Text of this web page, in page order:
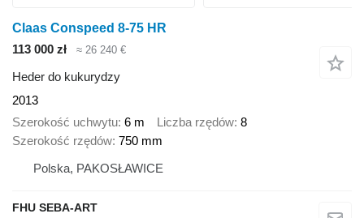
Claas Conspeed 8-75 HR
113 000 zł
≈ 26 240 €
Heder do kukurydzy
2013
Szerokość uchwytu 6 m Liczba rzędów 8
Szerokość rzędów 750 mm
Polska, PAKOSŁAWICE
FHU SEBA-ART